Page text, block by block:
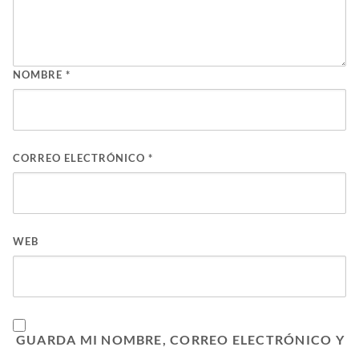
NOMBRE *
CORREO ELECTRÓNICO *
WEB
GUARDA MI NOMBRE, CORREO ELECTRÓNICO Y